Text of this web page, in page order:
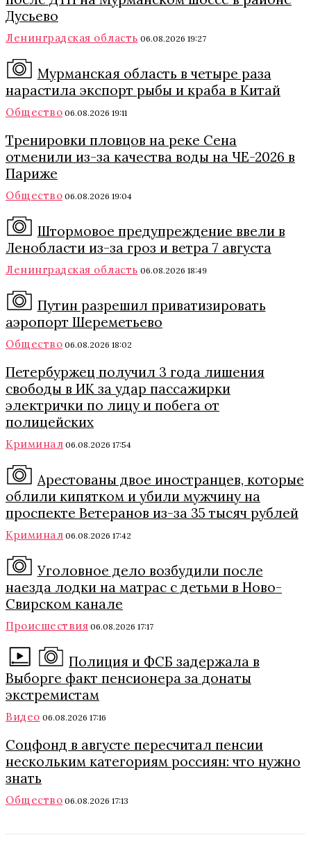
Дусьево
Ленинградская область 06.08.2026 19:27
Мурманская область в четыре раза
нарастила экспорт рыбы и краба в Китай
Общество 06.08.2026 19:11
Тренировки пловцов на реке Сена
отменили из-за качества воды на ЧЕ-2026 в
Париже
Общество 06.08.2026 19:04
Штормовое предупреждение ввели в
Ленобласти из-за гроз и ветра 7 августа
Ленинградская область 06.08.2026 18:49
Путин разрешил приватизировать
аэропорт Шереметьево
Общество 06.08.2026 18:02
Петербуржец получил 3 года лишения
свободы в ИК за удар пассажирки
электрички по лицу и побега от
полицейских
Криминал 06.08.2026 17:54
Арестованы двое иностранцев, которые
облили кипятком и убили мужчину на
проспекте Ветеранов из-за 35 тысяч рублей
Криминал 06.08.2026 17:42
Уголовное дело возбудили после
наезда лодки на матрас с детьми в Ново-
Свирском канале
Происшествия 06.08.2026 17:17
Полиция и ФСБ задержала в
Выборге факт пенсионера за донаты
экстремистам
Видео 06.08.2026 17:16
Соцфонд в августе пересчитал пенсии
нескольким категориям россиян: что нужно
знать
Общество 06.08.2026 17:13